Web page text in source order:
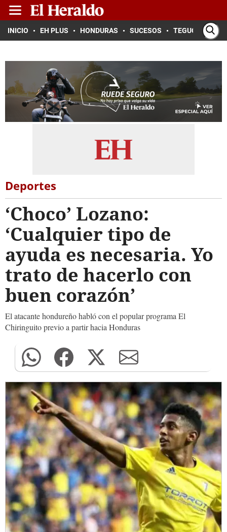
INICIO EH PLUS HONDURAS SUCESOS TEGUCIGALPA
Deportes
‘Choco’ Lozano:
‘Cualquier tipo de
ayuda es necesaria. Yo
trato de hacerlo con
buen corazón’
El atacante hondureño habló con el popular programa El
Chiringuito previo a partir hacia Honduras